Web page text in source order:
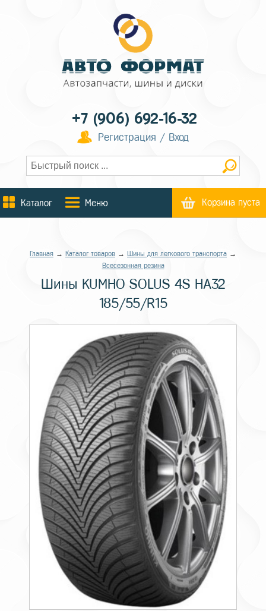
+7 (906) 692-16-32
Регистрация / Вход
Каталог Меню Корзина пуста
Главная → Каталог товаров → Шины для легкового транспорта →
Всесезонная резина
Шины KUMHO SOLUS 4S HA32
185/55/R15